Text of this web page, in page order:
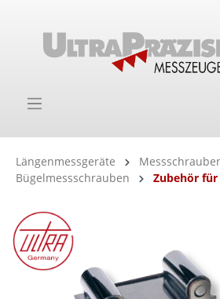
Längenmessgeräte
Bügelmessschrauben
Zubehör für
Bildergalerie überspringen